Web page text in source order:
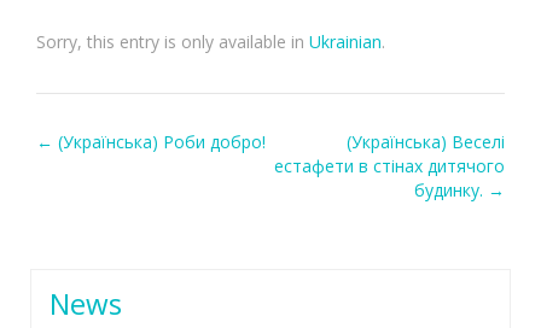
Sorry, this entry is only available in Ukrainian.
Post navigation
← (Українська) Роби добро!
(Українська) Веселі
естафети в стінах дитячого
будинку. →
News